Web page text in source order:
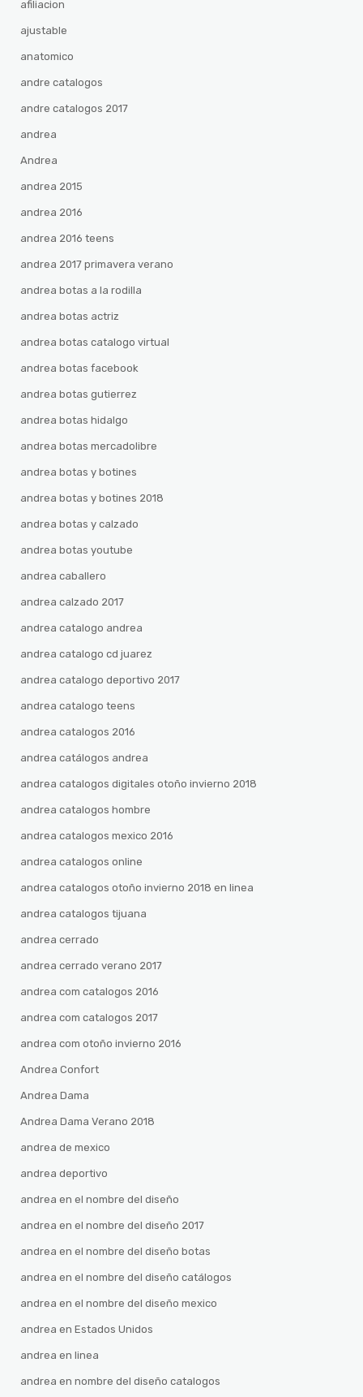
afiliacion
ajustable
anatomico
andre catalogos
andre catalogos 2017
andrea
Andrea
andrea 2015
andrea 2016
andrea 2016 teens
andrea 2017 primavera verano
andrea botas a la rodilla
andrea botas actriz
andrea botas catalogo virtual
andrea botas facebook
andrea botas gutierrez
andrea botas hidalgo
andrea botas mercadolibre
andrea botas y botines
andrea botas y botines 2018
andrea botas y calzado
andrea botas youtube
andrea caballero
andrea calzado 2017
andrea catalogo andrea
andrea catalogo cd juarez
andrea catalogo deportivo 2017
andrea catalogo teens
andrea catalogos 2016
andrea catálogos andrea
andrea catalogos digitales otoño invierno 2018
andrea catalogos hombre
andrea catalogos mexico 2016
andrea catalogos online
andrea catalogos otoño invierno 2018 en linea
andrea catalogos tijuana
andrea cerrado
andrea cerrado verano 2017
andrea com catalogos 2016
andrea com catalogos 2017
andrea com otoño invierno 2016
Andrea Confort
Andrea Dama
Andrea Dama Verano 2018
andrea de mexico
andrea deportivo
andrea en el nombre del diseño
andrea en el nombre del diseño 2017
andrea en el nombre del diseño botas
andrea en el nombre del diseño catálogos
andrea en el nombre del diseño mexico
andrea en Estados Unidos
andrea en linea
andrea en nombre del diseño catalogos